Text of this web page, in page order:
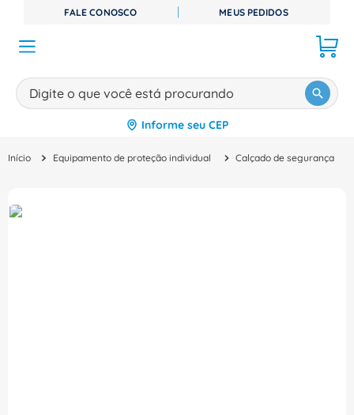
FALE CONOSCO MEUS PEDIDOS
Digite o que você está procurando
Informe seu CEP
Equipamento de proteção individual Calçado de segurança
TERMOS MAIS BUSCADOS
º disjuntor